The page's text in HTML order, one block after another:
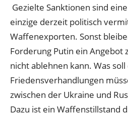
Gezielte Sanktionen sind
einzige derzeit politisch
Waffenexporten. Sonst
Forderung Putin ein Angebot
nicht ablehnen kann. Was soll
Friedensverhandlungen
zwischen der Ukraine und
Dazu ist ein Waffenstillstand